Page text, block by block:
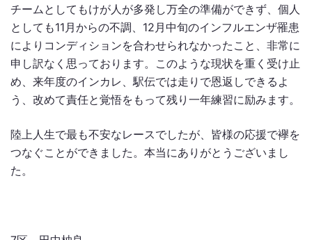
チームとしてもけが人が多発し万全の準備ができず、個人
としても11月からの不調、12月中旬のインフルエンザ罹患
によりコンディションを合わせられなかったこと、非常に
申し訳なく思っております。このような現状を重く受け止
め、来年度のインカレ、駅伝では走りで恩返しできるよ
う、改めて責任と覚悟をもって残り一年練習に励みます。
陸上人生で最も不安なレースでしたが、皆様の応援で襷を
つなぐことができました。本当にありがとうございまし
た。